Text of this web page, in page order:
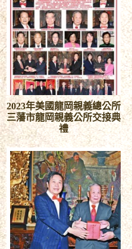
2023年美國龍岡親義總公所
三藩市龍岡親義公所交接典
禮